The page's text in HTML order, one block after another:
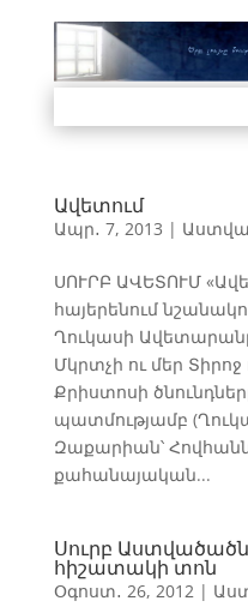
Ավետում
Ապր․ 7, 2013 |
ՍՈՒՐԲ ԱՎԵՏՈՒՄ
հայերենում
Ղուկասի
Մկրտչի ու մեր Տիրոջ
Քրիստոսի
պատմությամբ
Զաքարիան՝
քահանայական...
Սուրբ
հիշատակի տոն
Օգոստ․ 26, 2012|